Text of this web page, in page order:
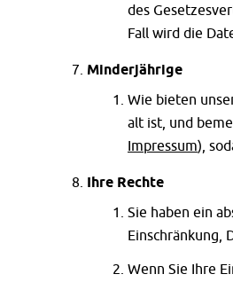
des
Fall wird die
Minderjährige
Wie bieten
alt ist, und
Impressum),
Ihre Rechte
Sie haben ein
Einschränkung,
Wenn Sie Ihre